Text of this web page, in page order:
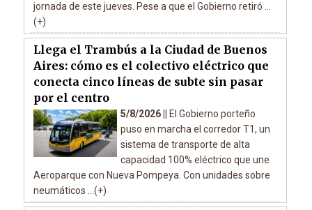
jornada de este jueves. Pese a que el Gobierno retiró ...
(+)
Llega el Trambús a la Ciudad de Buenos
Aires: cómo es el colectivo eléctrico que
conecta cinco líneas de subte sin pasar
por el centro
5/8/2026 ||
El Gobierno porteño
puso en marcha el corredor T1, un
sistema de transporte de alta
capacidad 100% eléctrico que une
Aeroparque con Nueva Pompeya. Con unidades sobre
neumáticos ...(+)